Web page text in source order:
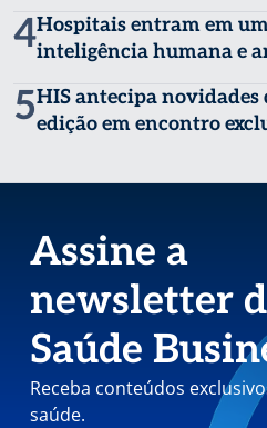
4Hospitais entram em
inteligência humana e
5HIS antecipa novidades
edição em encontro
Assine a
newsletter
Saúde
Receba conteúdos
saúde.